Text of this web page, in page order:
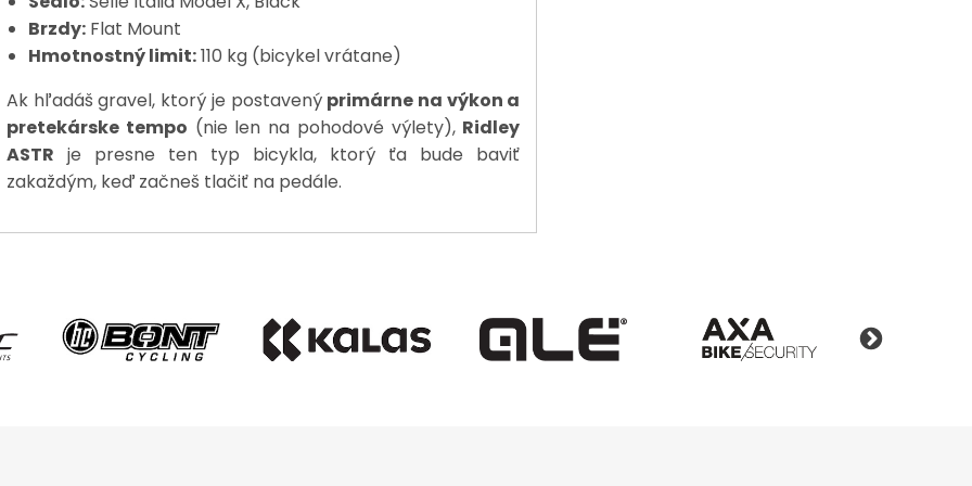
Brzdy: Flat Mount
Hmotnostný limit:110 kg (bicykel vrátane)
Ak hľadáš gravel, ktorý je postavený primárne na výkon a
pretekárske tempo (nie len na pohodové výlety), Ridley
ASTR je presne ten typ bicykla, ktorý ťa bude baviť
zakaždým, keď začneš tlačiť na pedále.